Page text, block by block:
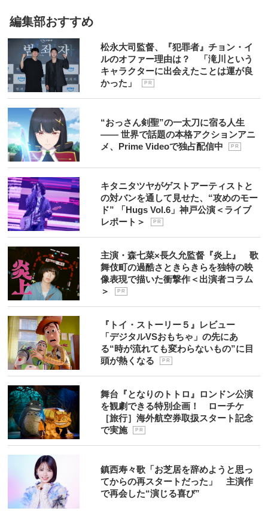
編集部おすすめ
松永大司監督、『犯罪者』チョン・イ
ルのオファー理由は？ 「滝川という
キャラクターに出会えたことは運が良
かった」
P R
“おっさん剣聖”の一太刀に宿る人生
―― 世界で話題の本格アクションアニ
メ、Prime Videoで独占配信中
P R
キタニタツヤがゲストアーティストと
の対バンを通して見せた、“攻めのモー
ド” 「Hugs Vol.6」神戸公演＜ライブ
レポート＞
P R
主演・森七菜×長久允監督『炎上』 歌
舞伎町の過酷さときらきらを独特の映
像表現で描いた衝撃作＜出演者コラム
＞
P R
『トイ・ストーリー５』レビュー
「デジタルVSおもちゃ」の先にあ
る“時が流れても変わらないもの”に目
頭が熱くなる
P R
舞台『となりのトトロ』ロンドン公演
を観劇できる特別企画！ ローチケ
［旅行］海外航空券取扱スタート記念
で実施
P R
鎮西寿々歌「お芝居を辞めようと思っ
てからの再スタートだった」 主演作
で再会した“演じる喜び”